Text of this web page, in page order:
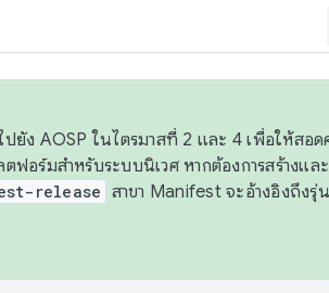
ยัง AOSP ในไตรมาสที่ 2 และ 4 เพื่อให้สอ
อร์มสำหรับระบบนิเวศ หากต้องการสร้างแล
release สาขา Manifest จะอ้างอิงถึง